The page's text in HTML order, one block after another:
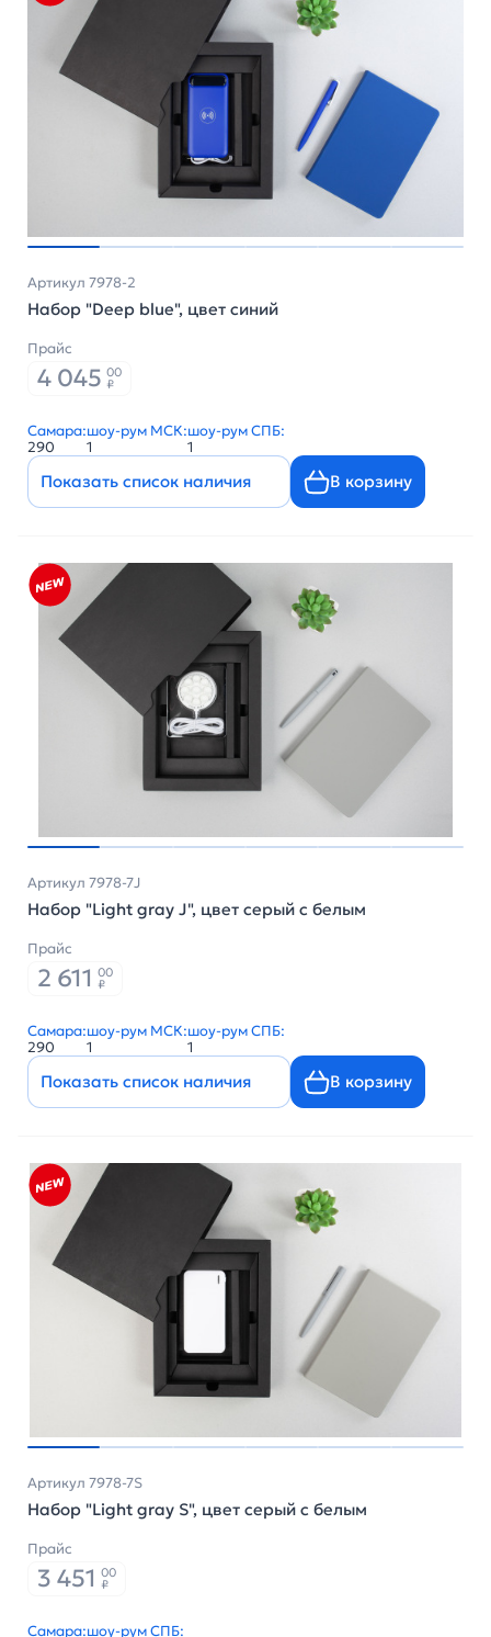
Артикул 7978-2
Набор "Deep blue", цвет синий
Прайс
4 045 00
₽
Самара:
290
шоу-рум МСК:
1
шоу-рум СПБ:
1
Показать список наличия В корзину
Артикул 7978-7J
Набор "Light gray J", цвет серый с белым
Прайс
2 611 00
₽
Самара:
290
шоу-рум МСК:
1
шоу-рум СПБ:
1
Показать список наличия В корзину
Артикул 7978-7S
Набор "Light gray S", цвет серый с белым
Прайс
3 451 00
₽
Самара:шоу-рум СПБ: